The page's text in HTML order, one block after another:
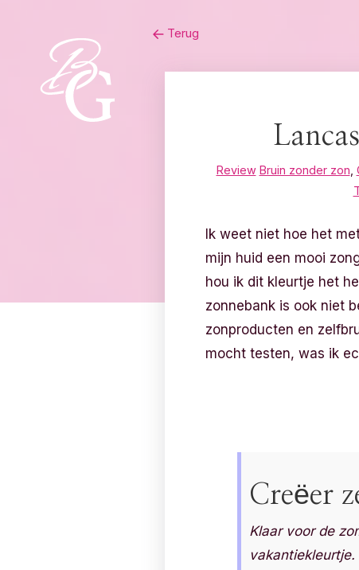
Terug
Review Bruin zonder zon
Ik weet niet hoe het
mijn huid een mooi
hou ik dit kleurtje het
zonnebank is ook niet
zonproducten en
mocht testen, was ik
Creëer
Klaar voor de